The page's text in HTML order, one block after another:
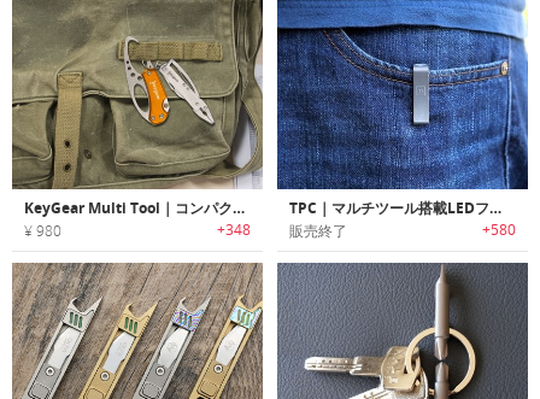
KeyGear Multi Tool｜コンパクトで多機能なキーギアマルチツールセット
¥ 980 +348
TPC｜マルチツール搭載LEDフラッシュライト付きポケットクリップ「TPC」
販売終了 +580